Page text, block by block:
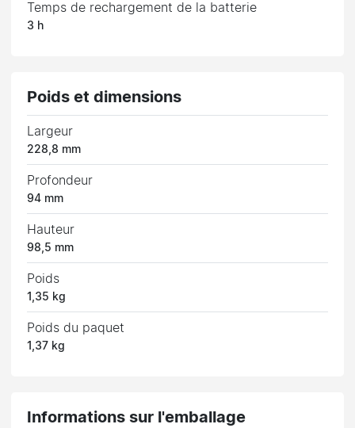
Temps de rechargement de la batterie
3 h
Poids et dimensions
Largeur
228,8 mm
Profondeur
94 mm
Hauteur
98,5 mm
Poids
1,35 kg
Poids du paquet
1,37 kg
Informations sur l'emballage